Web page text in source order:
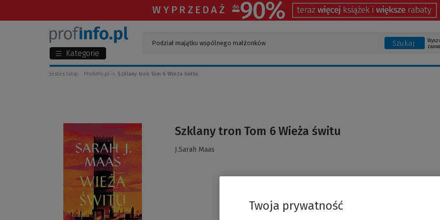
Kategorie
Szukaj
Jesteś tutaj: Profinfo.pl Szklany tron Tom 6 Wieża świtu
do
Szklany tron Tom 6 Wieża świtu
J.Sarah Maas
Twoja prywatność